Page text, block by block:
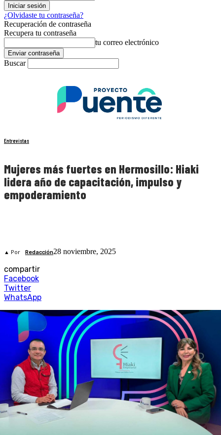
¿Olvidaste tu contraseña?
Recuperación de contraseña
Recupera tu contraseña
tu correo electrónico
Buscar
Entrevistas
Mujeres más fuertes en Hermosillo: Hiaki
lidera año de capacitación, impulso y
empoderamiento
▲ Por Redacción28 noviembre, 2025
compartir
Facebook
Twitter
WhatsApp